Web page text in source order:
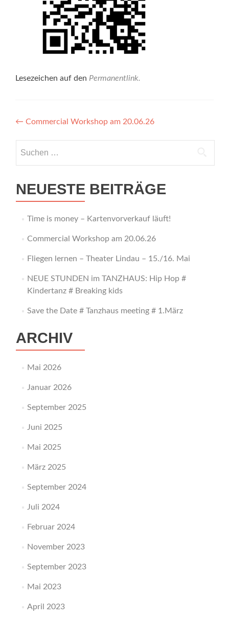
Lesezeichen auf den Permanentlink.
Beitragsnavigation
← Commercial Workshop am 20.06.26
nach:
NEUESTE BEITRÄGE
Time is money – Kartenvorverkauf läuft!
Commercial Workshop am 20.06.26
Fliegen lernen – Theater Lindau – 15./16. Mai
NEUE STUNDEN im TANZHAUS: Hip Hop #
Kindertanz # Breaking kids
Save the Date # Tanzhaus meeting # 1.März
ARCHIV
Mai 2026
Januar 2026
September 2025
Juni 2025
Mai 2025
März 2025
September 2024
Juli 2024
Februar 2024
November 2023
September 2023
Mai 2023
April 2023